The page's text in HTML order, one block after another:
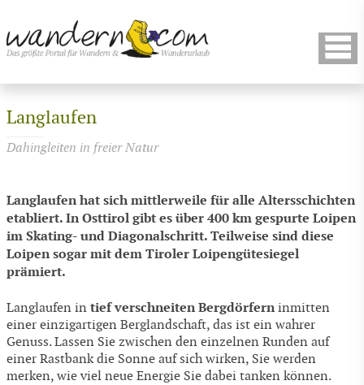
Langlaufen
Dahingleiten in freier Natur
Langlaufen hat sich mittlerweile für alle Altersschichten
etabliert. In Osttirol gibt es über 400 km gespurte Loipen
im Skating- und Diagonalschritt. Teilweise sind diese
Loipen sogar mit dem Tiroler Loipengütesiegel
prämiert.
Langlaufen in tief verschneiten Bergdörfern inmitten
einer einzigartigen Berglandschaft, das ist ein wahrer
Genuss. Lassen Sie zwischen den einzelnen Runden auf
einer Rastbank die Sonne auf sich wirken, Sie werden
merken, wie viel neue Energie Sie dabei tanken können.